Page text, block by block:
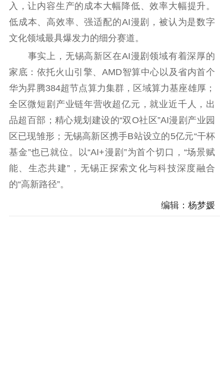
入，让内容生产的成本大幅降低、效率大幅提升。
低成本、高效率、强适配的AI漫剧，被认为是数字
文化领域最具爆发力的细分赛道。
事实上，无锡高新区在AI漫剧领域有着深厚的
家底：依托火山引擎、AMD智算中心以及省内首个
华为昇腾384超节点算力集群，区域算力基座雄厚；
全区微短剧产业链年营收超亿元，就业近千人，出
品超百部；精心规划建设的“双O社区”AI漫剧产业园
区已现雏形；无锡高新区携手B站设立的5亿元“干杯
基金”也已就位。以“AI+漫剧”为首个切口，“场景赋
能、生态共建”，无锡正探索文化与科技深度融合
的“高新路径”。
编辑：杨梦媛